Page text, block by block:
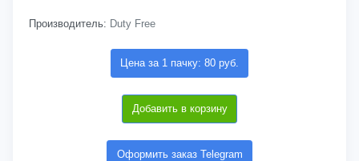
Производитель: Duty Free
Цена за 1 пачку: 80 руб.
Добавить в корзину
Оформить заказ Telegram